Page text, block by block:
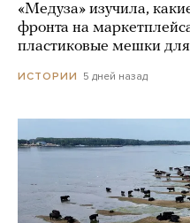
«Медуза» изучила,
фронта на
пластиковые мешки
ИСТОРИИ 5 дней назад